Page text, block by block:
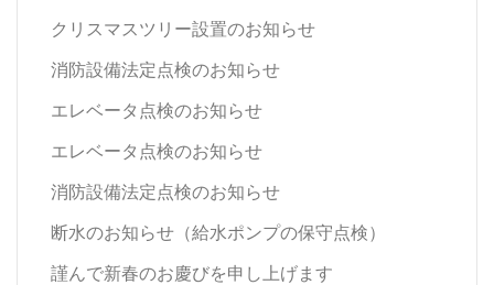
クリスマスツリー設置のお知らせ
消防設備法定点検のお知らせ
エレベータ点検のお知らせ
エレベータ点検のお知らせ
消防設備法定点検のお知らせ
断水のお知らせ（給水ポンプの保守点検）
謹んで新春のお慶びを申し上げます